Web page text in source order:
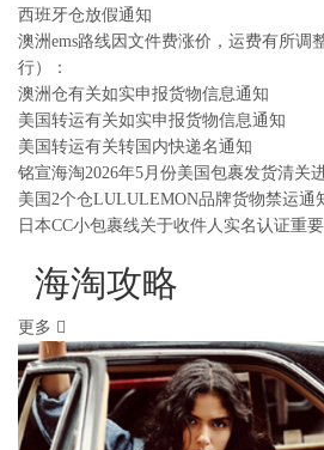
西班牙仓放假通知
澳洲ems路线因文件费涨价，运费有所调
行）：
澳洲仓有关如实申报货物信息通知
美国转运有关如实申报货物信息通知
美国转运有关转国内快递名通知
铭宣海淘2026年5月份美国包裹发货清关
美国2个仓LULULEMON品牌货物禁运通
日本CC小包裹线关于收件人实名认证重
海淘攻略
更多